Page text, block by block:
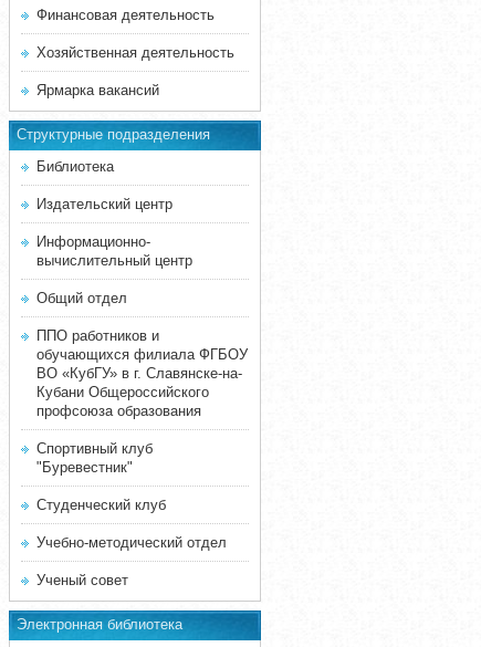
Финансовая деятельность
Хозяйственная деятельность
Ярмарка вакансий
Структурные подразделения
Библиотека
Издательский центр
Информационно-
вычислительный центр
Общий отдел
ППО работников и
обучающихся филиала ФГБОУ
ВО «КубГУ» в г. Славянске-на-
Кубани Общероссийского
профсоюза образования
Спортивный клуб
"Буревестник"
Студенческий клуб
Учебно-методический отдел
Ученый совет
Электронная библиотека